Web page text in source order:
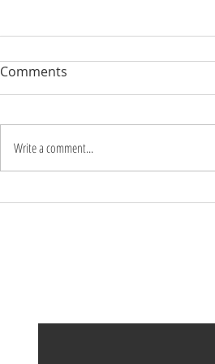
YÊU THƯƠNG CÓ CẦN
Comments
Write a comment...